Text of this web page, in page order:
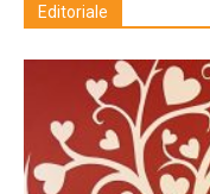
Editoriale